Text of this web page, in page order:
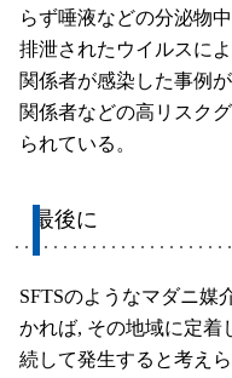
らず唾液などの分泌物
排泄されたウイルスに
関係者が感染した事例
関係者などの高リスク
られている。
最後に
SFTSのようなマダニ媒
かれば, その地域に定着
続して発生すると考え